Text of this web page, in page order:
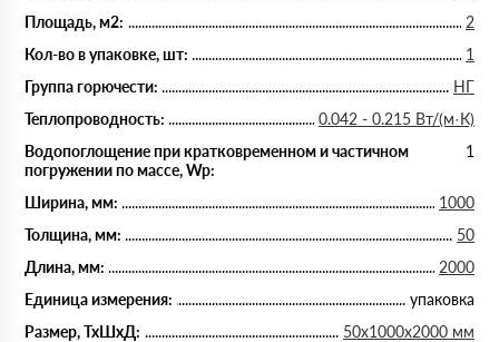
Площадь, м2:
2
Кол-во в упаковке, шт:
1
Группа горючести:
НГ
Теплопроводность:
0.042 - 0.215 Вт/(м·К)
Водопоглощение при кратковременном и частичном
погружении по массе, Wp:
1
Ширина, мм:
1000
Толщина, мм:
50
Длина, мм:
2000
Единица измерения:
упаковка
Размер, ТхШхД:
50х1000х2000 мм